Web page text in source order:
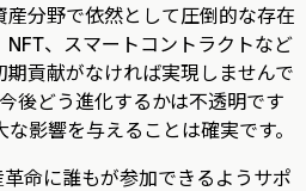
分野で依然として圧倒的な存在
NFT、スマートコントラクトなど
貢献がなければ実現しませんで
後どう進化するかは不透明です
影響を与えることは確実です。
命に誰もが参加できるようサポ